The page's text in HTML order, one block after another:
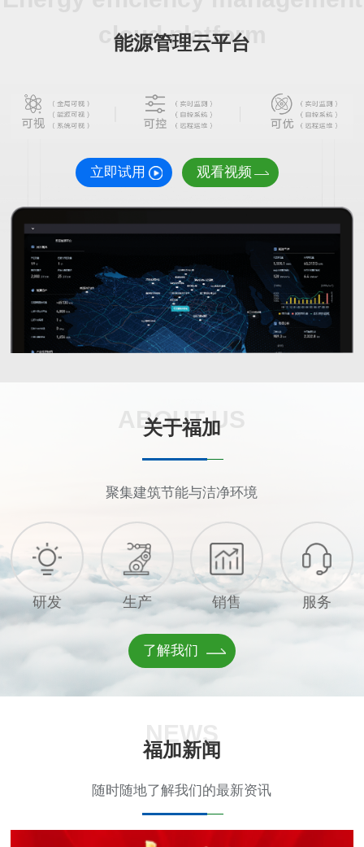
cloud platform
能源管理云平台
立即试用 观看视频
ABOUT US
关于福加
聚集建筑节能与洁净环境
研发 生产 销售 服务
了解我们
NEWS
福加新闻
随时随地了解我们的最新资讯